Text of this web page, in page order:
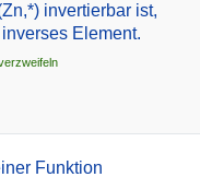
invertierbar ist,
Element.
Funktion